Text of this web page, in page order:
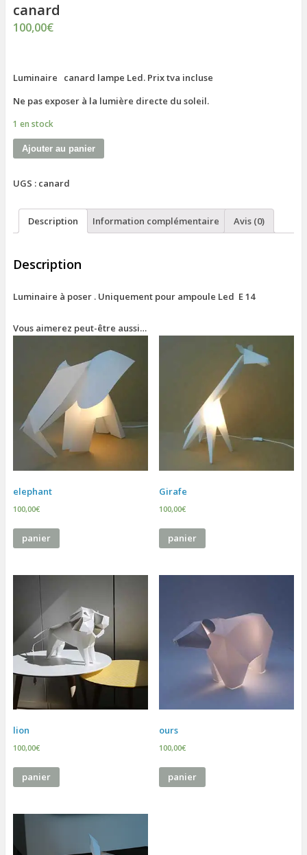
canard
100,00€
Luminaire canard lampe Led. Prix tva incluse
Ne pas exposer à la lumière directe du soleil.
1 en stock
Ajouter au panier
UGS : canard
Description Information complémentaire Avis (0)
Description
Luminaire à poser . Uniquement pour ampoule Led E 14
Vous aimerez peut-être aussi…
elephant
100,00€
panier
Girafe
100,00€
panier
lion
100,00€
panier
ours
100,00€
panier